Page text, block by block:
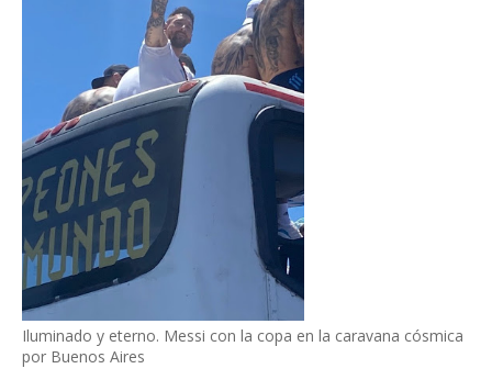
Iluminado y eterno. Messi con la copa en la caravana cósmica
por Buenos Aires